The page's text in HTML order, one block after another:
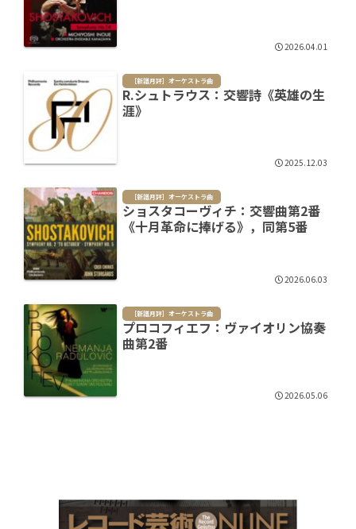
2026.04.01
［新譜月評］オーケストラ曲
R.シュトラウス：交響詩《英雄の生
涯》
2025.12.03
［新譜月評］オーケストラ曲
ショスタコーヴィチ：交響曲第2番
《十月革命に捧げる》，同第5番
2026.06.03
［新譜月評］オーケストラ曲
プロコフィエフ：ヴァイオリン協奏
曲第2番
2026.05.06